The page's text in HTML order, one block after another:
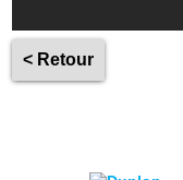
< Retour